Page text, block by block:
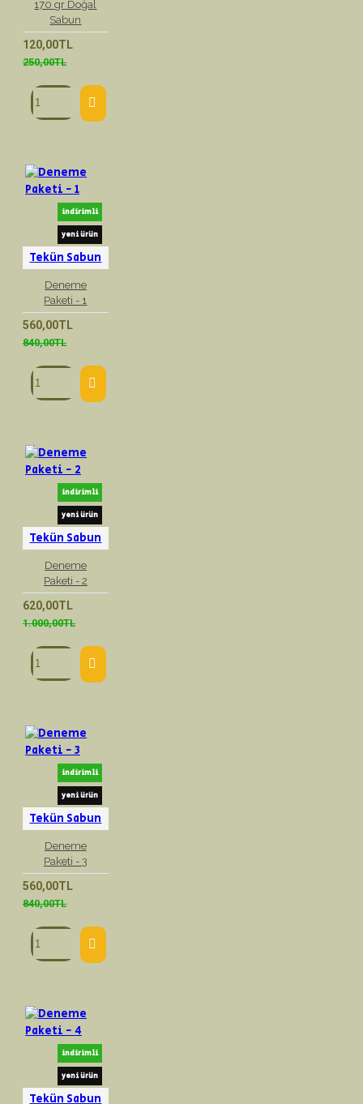
170 gr Doğal
Sabun
120,00TL
250,00TL
indirimli
yeni ürün
Tekün Sabun
Deneme
Paketi - 1
560,00TL
840,00TL
indirimli
yeni ürün
Tekün Sabun
Deneme
Paketi - 2
620,00TL
1.000,00TL
indirimli
yeni ürün
Tekün Sabun
Deneme
Paketi - 3
560,00TL
840,00TL
indirimli
yeni ürün
Tekün Sabun